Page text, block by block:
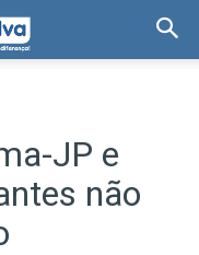
JP e
não